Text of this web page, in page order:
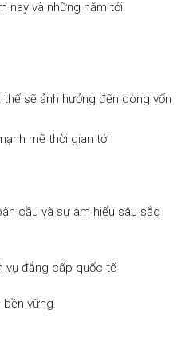
nay và những năm tới.
sẽ ảnh hưởng đến dòng vốn
mẽ thời gian tới
cầu và sự am hiểu sâu sắc
vụ đẳng cấp quốc tế
vững.